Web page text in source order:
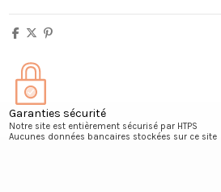
Garanties sécurité
Notre site est entièrement sécurisé par HTPS
Aucunes données bancaires stockées sur ce site